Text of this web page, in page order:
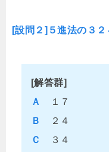
[設問２]５進法の３
[解答群]
Ａ
１７
Ｂ
２４
Ｃ
３４